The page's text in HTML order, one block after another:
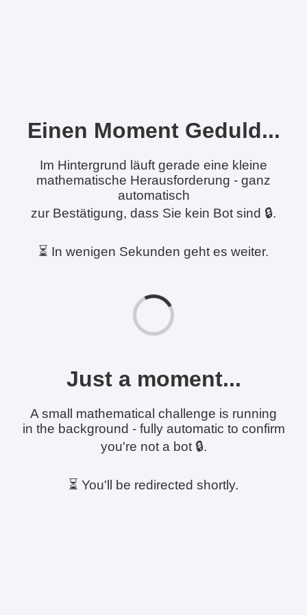
Einen Moment Geduld...
Im Hintergrund läuft gerade eine kleine
mathematische Herausforderung - ganz
automatisch
zur Bestätigung, dass Sie kein Bot sind 🔒.
⏳ In wenigen Sekunden geht es weiter.
Just a moment...
A small mathematical challenge is running
in the background - fully automatic to confirm
you're not a bot 🔒.
⏳ You'll be redirected shortly.